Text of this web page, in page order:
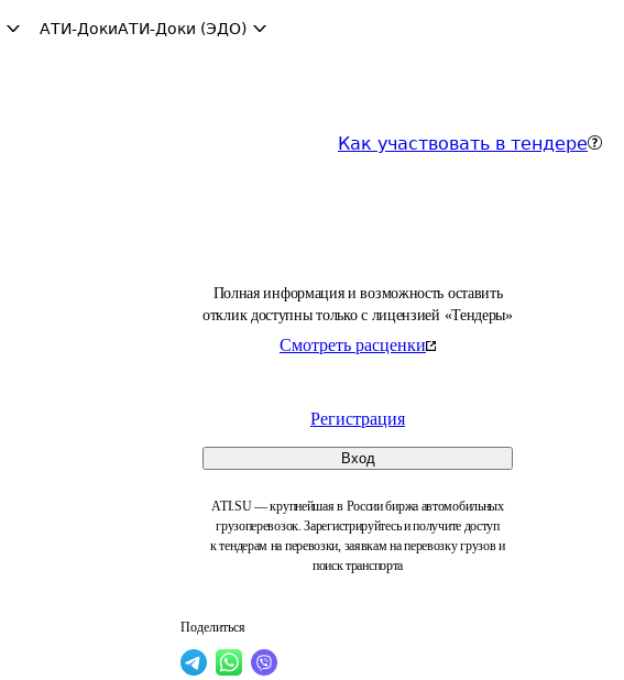
АТИ-ДокиАТИ-Доки (ЭДО)
Как участвовать в тендере
Полная информация и возможность оставить
отклик доступны только с лицензией «Тендеры»
Смотреть расценки
Регистрация
Вход
ATI.SU — крупнейшая в России биржа автомобильных
грузоперевозок. Зарегистрируйтесь и получите доступ
к тендерам на перевозки, заявкам на перевозку грузов и
поиск транспорта
Поделиться